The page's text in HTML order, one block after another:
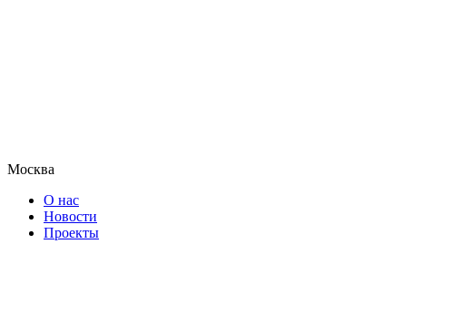
Москва
О нас
Новости
Проекты